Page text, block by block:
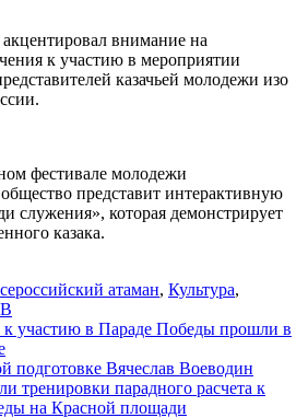
внимание на
к участию в мероприятии
казачьей молодежи изо
фестивале молодежи
общество представит интерактивную
служения», которая демонстрирует
казака.
атаман, Культура,
участию в Параде Победы прошли в
подготовке Вячеслав Воеводин
тренировки парадного расчета к
на Красной площади